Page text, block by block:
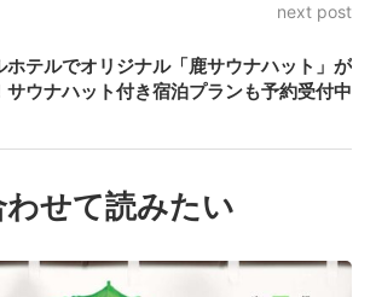
next post
ホテルでオリジナル「鹿サウナハット」が
サウナハット付き宿泊プランも予約受付中
わせて読みたい